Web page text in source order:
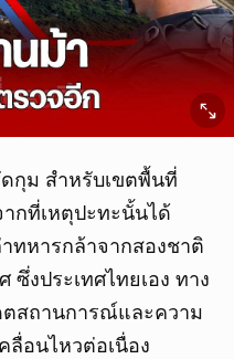
กุม สำหรับเขตพื้นที่
กที่เหตุปะทะนั้นได้
าทหารกล้าจากสองชาติ
ซึ่งประเทศไทยเอง ทาง
ตสถานการณ์และความ
ลื่อนไหวต่อเนื่อง